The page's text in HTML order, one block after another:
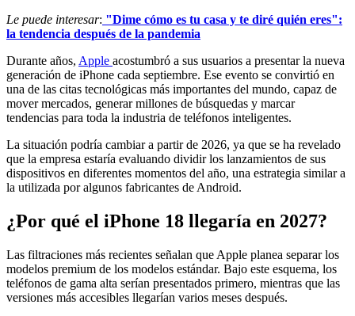
Le puede interesar: "Dime cómo es tu casa y te diré quién eres":
la tendencia después de la pandemia
Durante años, Apple acostumbró a sus usuarios a presentar la nueva
generación de iPhone cada septiembre. Ese evento se convirtió en
una de las citas tecnológicas más importantes del mundo, capaz de
mover mercados, generar millones de búsquedas y marcar
tendencias para toda la industria de teléfonos inteligentes.
La situación podría cambiar a partir de 2026, ya que se ha revelado
que la empresa estaría evaluando dividir los lanzamientos de sus
dispositivos en diferentes momentos del año, una estrategia similar a
la utilizada por algunos fabricantes de Android.
¿Por qué el iPhone 18 llegaría en 2027?
Las filtraciones más recientes señalan que Apple planea separar los
modelos premium de los modelos estándar. Bajo este esquema, los
teléfonos de gama alta serían presentados primero, mientras que las
versiones más accesibles llegarían varios meses después.